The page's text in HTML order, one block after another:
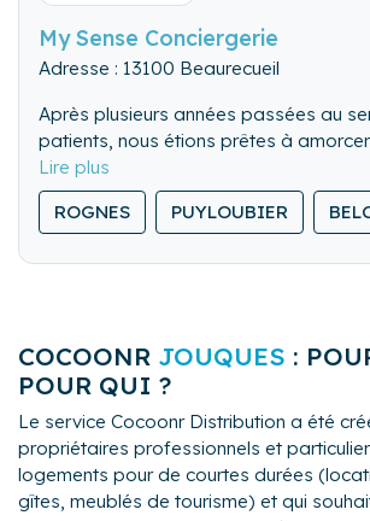
My Sense Conciergerie
Adresse : 13100 Beaurecueil
Après plusieurs années passées au
patients, nous étions prêtes à
professionnel. Créer notre conciergerie
évidence afin de poursuivre ce qui
animé : l’accompagnement
et la satisfaction de vos hôtes.
ROGNES PUYLOUBIER
COCOONR JOUQUES :
POUR QUI ?
Le service Cocoonr Distribution a été
propriétaires professionnels et
logements pour de courtes durées
gîtes, meublés de tourisme) et qui